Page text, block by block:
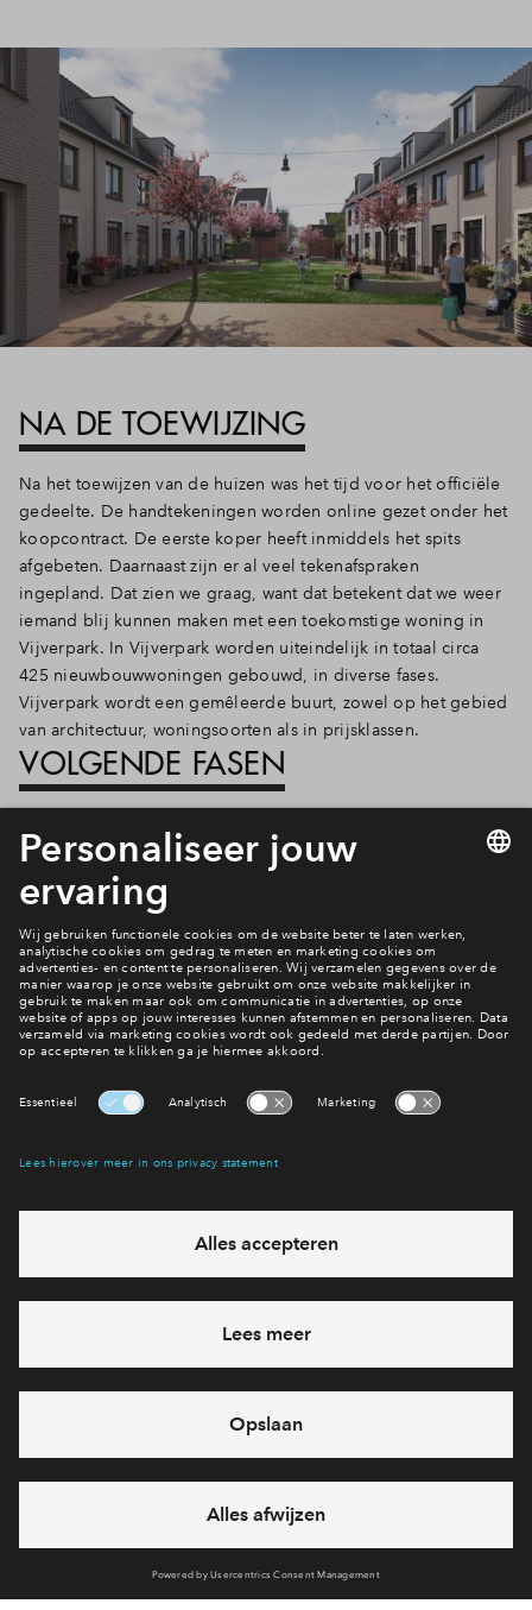
Inloggen
NA DE TOEWIJZING
Na het toewijzen van de huizen was het tijd voor het officiële
gedeelte. De handtekeningen worden online gezet onder het
koopcontract. De eerste koper heeft inmiddels het spits
afgebeten. Daarnaast zijn er al veel tekenafspraken
ingepland. Dat zien we graag, want dat betekent dat we weer
iemand blij kunnen maken met een toekomstige woning in
Vijverpark. In Vijverpark worden uiteindelijk in totaal circa
425 nieuwbouwwoningen gebouwd, in diverse fases.
Vijverpark wordt een gemêleerde buurt, zowel op het gebied
van architectuur, woningsoorten als in prijsklassen.
VOLGENDE FASEN
Wil je ook in Vijverpark wonen? Deze prachtige wijk in
Haarlem is nog niet klaar en voor in de toekomst zijn er nog
andere fasen gepland. Abonneer je op de nieuwsbrief en blijf
Benieuwd naar de financiering?
Lees meer informatie
eventuele projecten
Ja, ik wil mij aanmelden
Heb je een vraag en wil je direct antwoord? Bel ons op088
71 22 911
6 dagen per week beschikbaar (behalve tijdens
feestdagen)
vandaag van 09:00 - 18:00 uur